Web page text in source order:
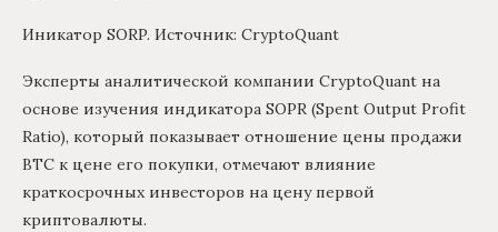
Иникатор SORP. Источник: CryptoQuant
Эксперты аналитической компании CryptoQuant на
основе изучения индикатора SOPR (Spent Output Profit
Ratio), который показывает отношение цены продажи
BTC к цене его покупки, отмечают влияние
краткосрочных инвеcторов на цену первой
криптовалюты.